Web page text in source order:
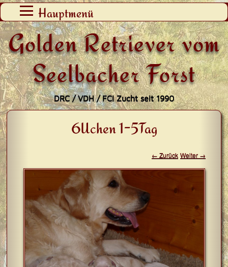
Golden Retriever vom
Seelbacher Forst
DRC / VDH / FCI Zucht seit 1990
Hauptmenü
Zum
Inhalt
springen
6Uchen 1-5Tag
← Zurück Weiter →